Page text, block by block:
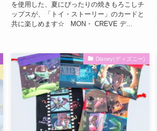
を使用した、夏にぴったりの焼きもろこしチ
ップスが、「トイ・ストーリー」のカードと
共に楽しめます☆ MON・ CREVE デ...
Disney(ディズニー)